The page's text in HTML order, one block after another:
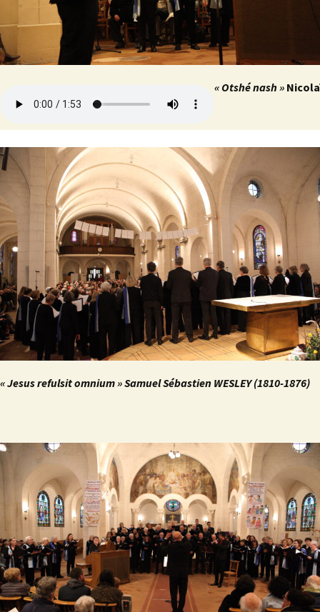
« Otshé nash »
« Jesus refulsit omnium » Samuel Sébastien WESLEY (1810-1876)